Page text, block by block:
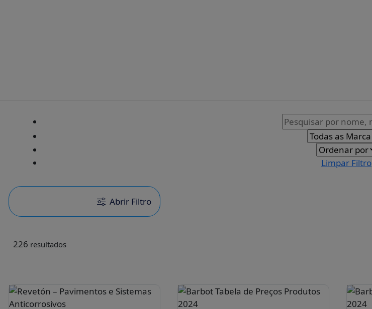
Todos
os
Catálogos
Limpar Filtro
Abrir Filtro
226 resultados